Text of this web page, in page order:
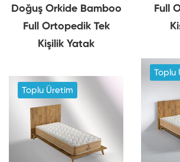
Full
Doğuş Orkide Bamboo
Full Ortopedik Tek
Kişilik Yatak
Toplu
Toplu Üretim